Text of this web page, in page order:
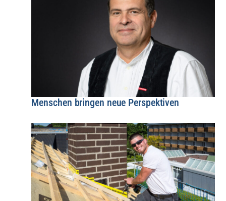
Menschen bringen neue Perspektiven